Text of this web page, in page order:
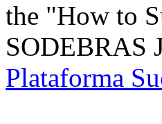
the "How to
SODEBRAS
Plataforma